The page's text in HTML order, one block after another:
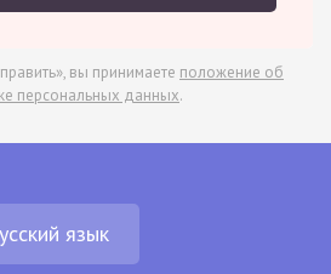
вы принимаете положение об
персональных данных.
язык